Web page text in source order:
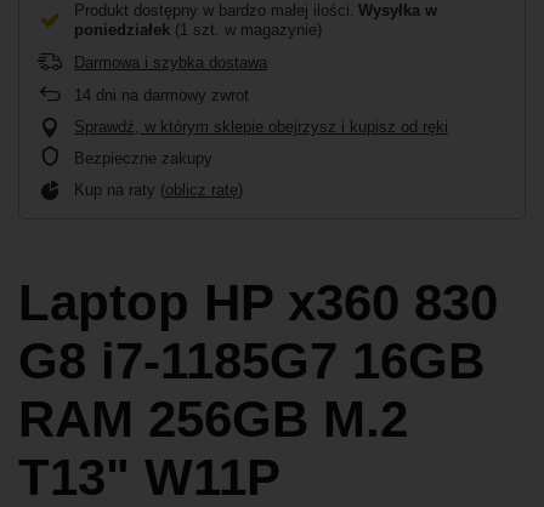
Produkt dostępny w bardzo małej ilości Wysyłka w
poniedziałek (1 szt. w magazynie)
Darmowa i szybka dostawa
14 dni na darmowy zwrot
Sprawdź, w którym sklepie obejrzysz i kupisz od ręki
Bezpieczne zakupy
Kup na raty (oblicz ratę)
Laptop HP x360 830
G8 i7-1185G7 16GB
RAM 256GB M.2
T13" W11P